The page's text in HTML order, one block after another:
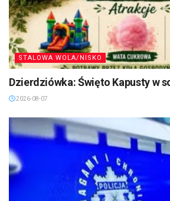
STALOWA WOLA/NISKO
Dzierdziówka: Święto Kapusty w
2026-08-07